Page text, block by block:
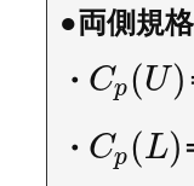
●両側規
・ Cp (U)
・ Cp (L)